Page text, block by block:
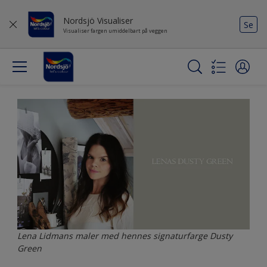
Nordsjö Visualiser
Visualiser fargen umiddelbart på veggen
Se
Lena Lidmans maler med hennes signaturfarge Dusty
Green